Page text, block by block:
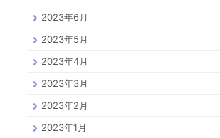
2023年6月
2023年5月
2023年4月
2023年3月
2023年2月
2023年1月